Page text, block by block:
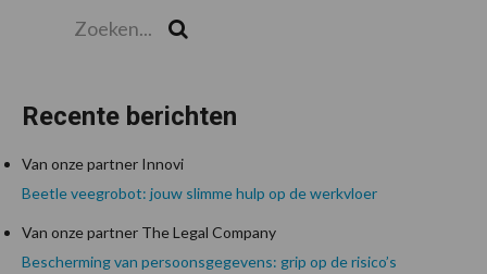
Recente berichten
Van onze partner Innovi
Beetle veegrobot: jouw slimme hulp op de werkvloer
Van onze partner The Legal Company
Bescherming van persoonsgegevens: grip op de risico’s